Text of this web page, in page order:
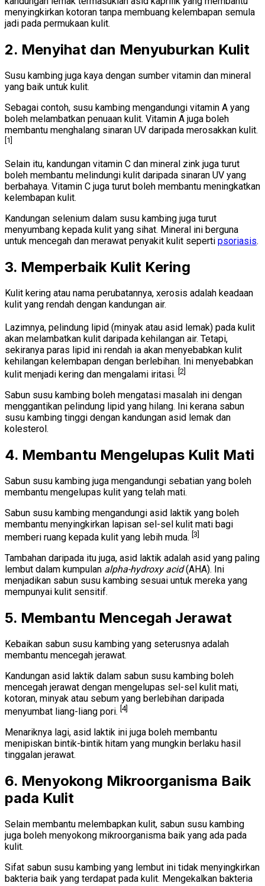
menyingkirkan kotoran tanpa membuang kelembapan semula
jadi pada permukaan kulit.
2. Menyihat dan Menyuburkan Kulit
Susu kambing juga kaya dengan sumber vitamin dan mineral
yang baik untuk kulit.
Sebagai contoh, susu kambing mengandungi vitamin A yang
boleh melambatkan penuaan kulit. Vitamin A juga boleh
membantu menghalang sinaran UV daripada merosakkan kulit.
[1]
Selain itu, kandungan vitamin C dan mineral zink juga turut
boleh membantu melindungi kulit daripada sinaran UV yang
berbahaya. Vitamin C juga turut boleh membantu meningkatkan
kelembapan kulit.
Kandungan selenium dalam susu kambing juga turut
menyumbang kepada kulit yang sihat. Mineral ini berguna
untuk mencegah dan merawat penyakit kulit seperti psoriasis.
3. Memperbaik Kulit Kering
Kulit kering atau nama perubatannya, xerosis adalah keadaan
kulit yang rendah dengan kandungan air.
Lazimnya, pelindung lipid (minyak atau asid lemak) pada kulit
akan melambatkan kulit daripada kehilangan air. Tetapi,
sekiranya paras lipid ini rendah ia akan menyebabkan kulit
kehilangan kelembapan dengan berlebihan. Ini menyebabkan
kulit menjadi kering dan mengalami iritasi. [2]
Sabun susu kambing boleh mengatasi masalah ini dengan
menggantikan pelindung lipid yang hilang. Ini kerana sabun
susu kambing tinggi dengan kandungan asid lemak dan
kolesterol.
4. Membantu Mengelupas Kulit Mati
Sabun susu kambing juga mengandungi sebatian yang boleh
membantu mengelupas kulit yang telah mati.
Sabun susu kambing mengandungi asid laktik yang boleh
membantu menyingkirkan lapisan sel-sel kulit mati bagi
memberi ruang kepada kulit yang lebih muda. [3]
Tambahan daripada itu juga, asid laktik adalah asid yang paling
lembut dalam kumpulan alpha-hydroxy acid(AHA). Ini
menjadikan sabun susu kambing sesuai untuk mereka yang
mempunyai kulit sensitif.
5. Membantu Mencegah Jerawat
Kebaikan sabun susu kambing yang seterusnya adalah
membantu mencegah jerawat.
Kandungan asid laktik dalam sabun susu kambing boleh
mencegah jerawat dengan mengelupas sel-sel kulit mati,
kotoran, minyak atau sebum yang berlebihan daripada
menyumbat liang-liang pori. [4]
Menariknya lagi, asid laktik ini juga boleh membantu
menipiskan bintik-bintik hitam yang mungkin berlaku hasil
tinggalan jerawat.
6. Menyokong Mikroorganisma Baik
pada Kulit
Selain membantu melembapkan kulit, sabun susu kambing
juga boleh menyokong mikroorganisma baik yang ada pada
kulit.
Sifat sabun susu kambing yang lembut ini tidak menyingkirkan
bakteria baik yang terdapat pada kulit. Mengekalkan bakteria